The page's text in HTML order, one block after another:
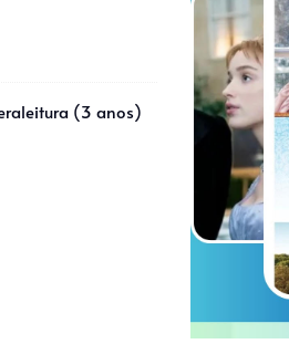
(3 anos)